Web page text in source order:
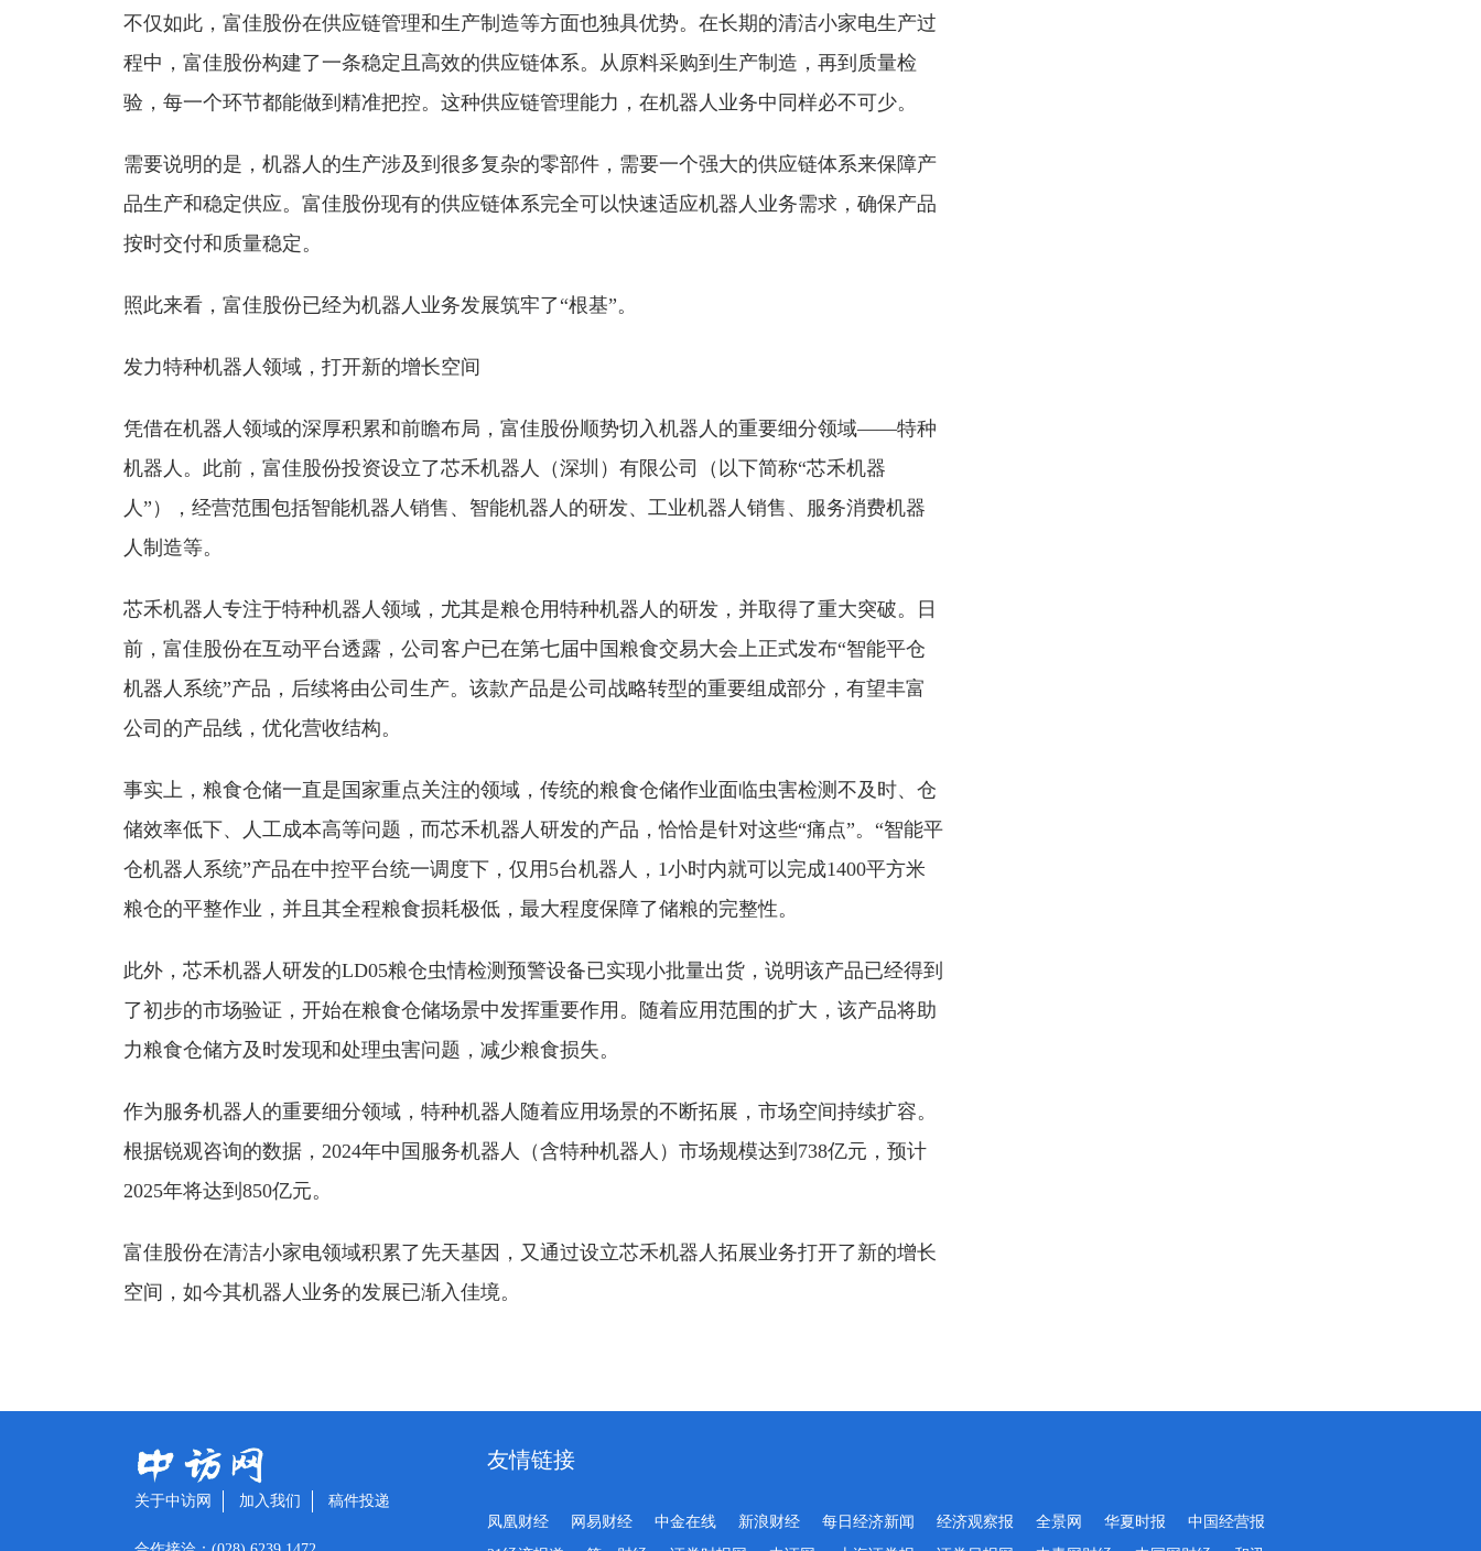
不仅如此，富佳股份在供应链管理和生产制造等方面也独具优势。在长期的清洁小家电生产过
程中，富佳股份构建了一条稳定且高效的供应链体系。从原料采购到生产制造，再到质量检
验，每一个环节都能做到精准把控。这种供应链管理能力，在机器人业务中同样必不可少。
需要说明的是，机器人的生产涉及到很多复杂的零部件，需要一个强大的供应链体系来保障产
品生产和稳定供应。富佳股份现有的供应链体系完全可以快速适应机器人业务需求，确保产品
按时交付和质量稳定。
照此来看，富佳股份已经为机器人业务发展筑牢了“根基”。
发力特种机器人领域，打开新的增长空间
凭借在机器人领域的深厚积累和前瞻布局，富佳股份顺势切入机器人的重要细分领域——特种
机器人。此前，富佳股份投资设立了芯禾机器人（深圳）有限公司（以下简称“芯禾机器
人”），经营范围包括智能机器人销售、智能机器人的研发、工业机器人销售、服务消费机器
人制造等。
芯禾机器人专注于特种机器人领域，尤其是粮仓用特种机器人的研发，并取得了重大突破。日
前，富佳股份在互动平台透露，公司客户已在第七届中国粮食交易大会上正式发布“智能平仓
机器人系统”产品，后续将由公司生产。该款产品是公司战略转型的重要组成部分，有望丰富
公司的产品线，优化营收结构。
事实上，粮食仓储一直是国家重点关注的领域，传统的粮食仓储作业面临虫害检测不及时、仓
储效率低下、人工成本高等问题，而芯禾机器人研发的产品，恰恰是针对这些“痛点”。“智能平
仓机器人系统”产品在中控平台统一调度下，仅用5台机器人，1小时内就可以完成1400平方米
粮仓的平整作业，并且其全程粮食损耗极低，最大程度保障了储粮的完整性。
此外，芯禾机器人研发的LD05粮仓虫情检测预警设备已实现小批量出货，说明该产品已经得到
了初步的市场验证，开始在粮食仓储场景中发挥重要作用。随着应用范围的扩大，该产品将助
力粮食仓储方及时发现和处理虫害问题，减少粮食损失。
作为服务机器人的重要细分领域，特种机器人随着应用场景的不断拓展，市场空间持续扩容。
根据锐观咨询的数据，2024年中国服务机器人（含特种机器人）市场规模达到738亿元，预计
2025年将达到850亿元。
富佳股份在清洁小家电领域积累了先天基因，又通过设立芯禾机器人拓展业务打开了新的增长
空间，如今其机器人业务的发展已渐入佳境。
关于中访网 加入我们 稿件投递
友情链接
凤凰财经 网易财经 中金在线 新浪财经 每日经济新闻 经济观察报 全景网 华夏时报
中国经营报